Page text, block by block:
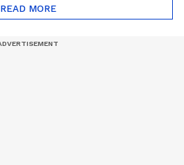
READ MORE